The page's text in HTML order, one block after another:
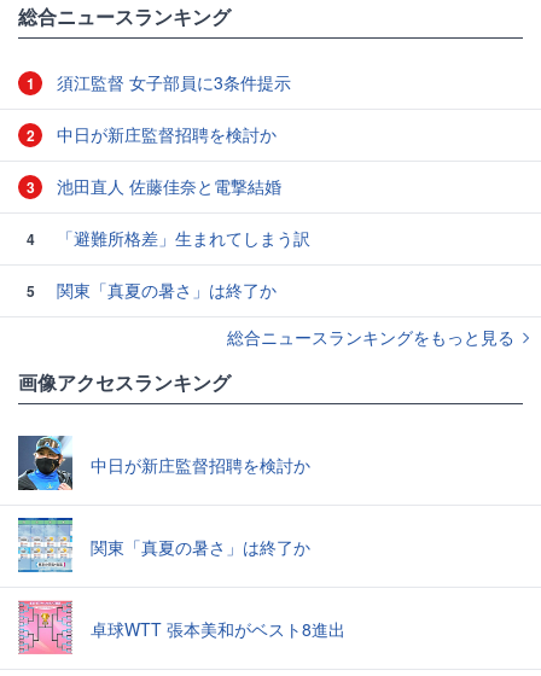
総合ニュースランキング
1 須江監督 女子部員に3条件提示
2 中日が新庄監督招聘を検討か
3 池田直人 佐藤佳奈と電撃結婚
4 「避難所格差」生まれてしまう訳
5
関東「真夏の暑さ」は終了か
総合ニュースランキングをもっと見る
画像アクセスランキング
中日が新庄監督招聘を検討か
関東「真夏の暑さ」は終了か
卓球WTT 張本美和がベスト8進出